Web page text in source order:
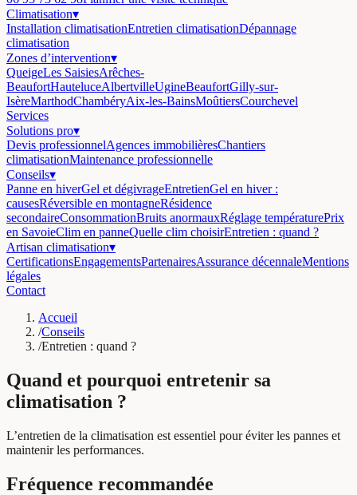
Climatisation▾
Installation climatisationEntretien climatisationDépannage
climatisation
Zones d’intervention▾
QueigeLes SaisiesArêches-
BeaufortHauteluceAlbertvilleUgineBeaufortGilly-sur-
IsèreMarthodChambéryAix-les-BainsMoûtiersCourchevel
Services
Solutions pro▾
Devis professionnelAgences immobilièresChantiers
climatisationMaintenance professionnelle
Conseils▾
Panne en hiverGel et dégivrageEntretienGel en hiver :
causesRéversible en montagneRésidence
secondaireConsommationBruits anormauxRéglage températurePrix
en SavoieClim en panneQuelle clim choisirEntretien : quand ?
Artisan climatisation▾
CertificationsEngagementsPartenairesAssurance décennaleMentions
légales
Contact
Accueil
/Conseils
/Entretien : quand ?
Quand et pourquoi entretenir sa
climatisation ?
L’entretien de la climatisation est essentiel pour éviter les pannes et
maintenir les performances.
Fréquence recommandée